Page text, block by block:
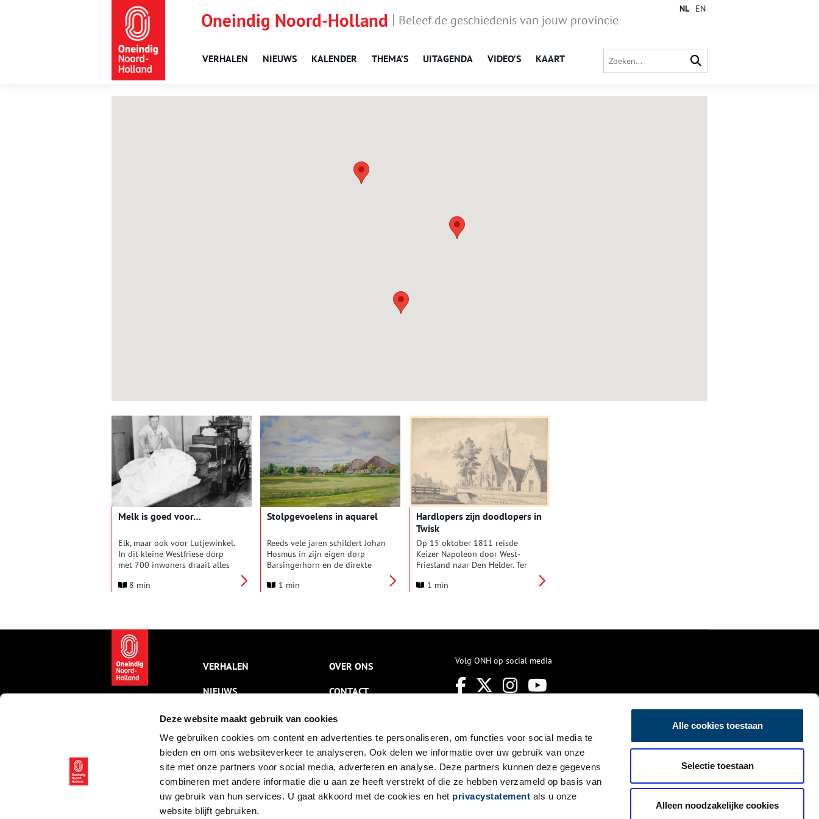
Deze website maakt gebruik van cookies
We gebruiken cookies om content en advertenties te personaliseren, om functies voor social media te
bieden en om ons websiteverkeer te analyseren. Ook delen we informatie over uw gebruik van onze
site met onze partners voor social media, adverteren en analyse. Deze partners kunnen deze gegevens
combineren met andere informatie die u aan ze heeft verstrekt of die ze hebben verzameld op basis van
uw gebruik van hun services. U gaat akkoord met de cookies en het privacystatement als u onze
website blijft gebruiken.
Alle cookies toestaan
Selectie toestaan
Alleen noodzakelijke cookies
Oneindig Noord-Holland Beleef de geschiedenis van jouw provincie
VERHALEN NIEUWS KALENDER THEMA’S UITAGENDA VIDEO’S KAART
NL EN
Melk is goed voor…
Elk, maar ook voor Lutjewinkel.
In dit kleine Westfriese dorp
met 700 inwoners draait alles
coöperatieve zuivelfabriek
Holland telt. Voor de Tweede
Wereldoorlog telde de provincie
nog 258 zuivelfabrieken. Wat
maakt de 100-jarige
zuivelfabriek van Lutjewinkel
uniek?
8 min
Stolpgevoelens in aquarel
Reeds vele jaren schildert Johan
Hosmus in zijn eigen dorp
Barsingerhorn en de direkte
dorpsgezichten en
om een beeld te bewaren als
1 min
Hardlopers zijn doodlopers in
Twisk
Op 15 oktober 1811 reisde
Keizer Napoleon door West-
Friesland naar Den Helder. Ter
kregen alle gemeenten waar de
en de wegen en straten te
verlenen om de doorreis
zo voorspoedig mogelijk te
laten verlopen. Die
medewerking kwam Klaas Slot
1 min
VERHALEN
NIEUWS
KALENDER
THEMA’S
ACTIVITEITEN
VIDEO’S
OVER ONS
CONTACT
NIEUWSBRIEF
DISCLAIMER
PRIVACY
TOEGANKELIJKHEID
Volg ONH op social media